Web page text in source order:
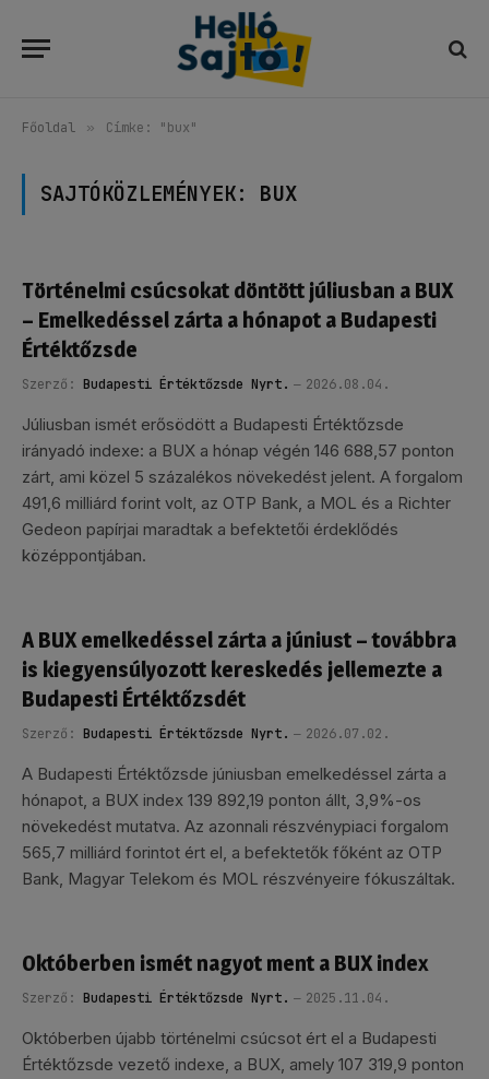
Főoldal » Címke: "bux"
SAJTÓKÖZLEMÉNYEK: BUX
Történelmi csúcsokat döntött júliusban a BUX
– Emelkedéssel zárta a hónapot a Budapesti
Értéktőzsde
Szerző: Budapesti Értéktőzsde Nyrt. 2026.08.04.
Júliusban ismét erősödött a Budapesti Értéktőzsde
irányadó indexe: a BUX a hónap végén 146 688,57 ponton
zárt, ami közel 5 százalékos növekedést jelent. A forgalom
491,6 milliárd forint volt, az OTP Bank, a MOL és a Richter
Gedeon papírjai maradtak a befektetői érdeklődés
középpontjában.
A BUX emelkedéssel zárta a júniust – továbbra
is kiegyensúlyozott kereskedés jellemezte a
Budapesti Értéktőzsdét
Szerző: Budapesti Értéktőzsde Nyrt. 2026.07.02.
A Budapesti Értéktőzsde júniusban emelkedéssel zárta a
hónapot, a BUX index 139 892,19 ponton állt, 3,9%-os
növekedést mutatva. Az azonnali részvénypiaci forgalom
565,7 milliárd forintot ért el, a befektetők főként az OTP
Bank, Magyar Telekom és MOL részvényeire fókuszáltak.
Októberben ismét nagyot ment a BUX index
Szerző: Budapesti Értéktőzsde Nyrt. 2025.11.04.
Októberben újabb történelmi csúcsot ért el a Budapesti
Értéktőzsde vezető indexe, a BUX, amely 107 319,9 ponton